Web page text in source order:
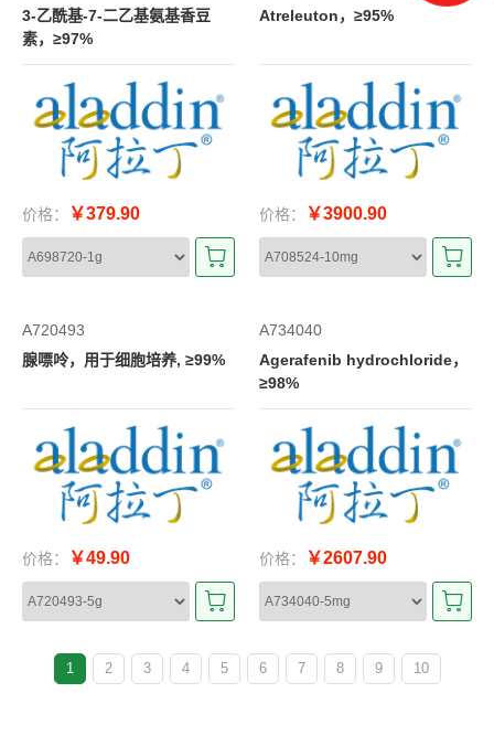
3-乙酰基-7-二乙基氨基香豆
素，≥97%
价格： ￥379.90
Atreleuton，≥95%
价格： ￥3900.90
A720493
腺嘌呤，用于细胞培养, ≥99%
价格： ￥49.90
A734040
Agerafenib hydrochloride，
≥98%
价格： ￥2607.90
1 2 3 4 5 6 7 8 9 10